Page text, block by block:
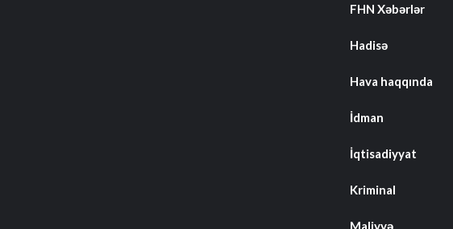
FHN Xəbərlər
Hadisə
Hava haqqında
İdman
İqtisadiyyat
Kriminal
Maliyyə